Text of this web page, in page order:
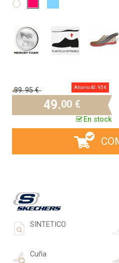
89.95 € Ahorro 40. 95 €
49.00 €
En stock
SINTETICO
Cuña